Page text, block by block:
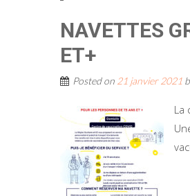
NAVETTES
ET+
Posted on 21 janvier 2021
La